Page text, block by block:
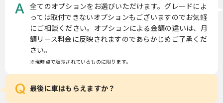
A
全てのオプションをお選びいただけます。グレードによ
っては取付できないオプションもございますのでお気軽
にご相談ください。オプションによる金額の違いは、月
額リース料金に反映されますのであらかじめご了承くだ
さい。
※現時点で販売されているものに限ります。
Q 最後に車はもらえますか？